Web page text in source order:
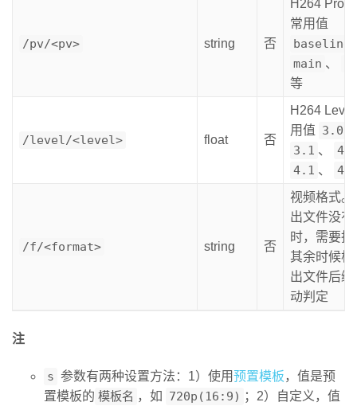
/pv/<pv> string 否
H264
常用值
baseline
main 、
等
/level/<level> float 否
H264
用值 3.0
3.1 、
4.1 、
/f/<format> string 否
视频格式。
出文件没有
时，需要指
其余时候根
出文件后缀
动判定
注
s 参数有两种设置方法：1）使用预置模板 ，值是预
置模板的 模板名 ，如 720p(16:9) ；2）自定义，值